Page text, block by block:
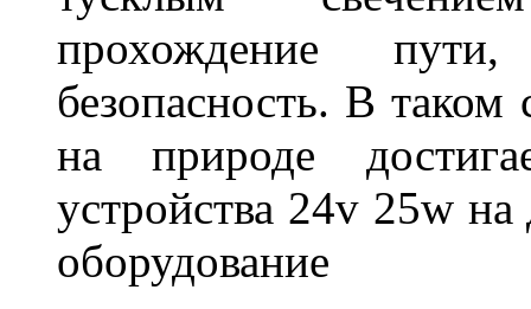
прохождение
безопасность. В
на природе
устройства 24v 25w
оборудование